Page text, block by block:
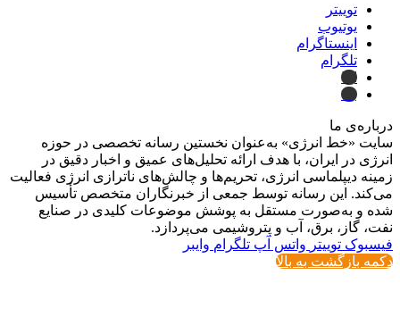
توییتر
یوتیوب
اینستاگرام
تلگرام
ایتا
بله
درباره‌ی ما
سایت «خط انرژی» به‌عنوان نخستین رسانه تخصصی در حوزه
انرژی در ایران، با هدف ارائه تحلیل‌های عمیق و اخبار دقیق در
زمینه دیپلماسی انرژی، تحریم‌ها و چالش‌های ناترازی انرژی فعالیت
می‌کند. این رسانه توسط جمعی از خبرنگاران متخصص تأسیس
شده و به‌صورت مستقل به پوشش موضوعات کلیدی در صنایع
نفت، گاز، برق، آب و پتروشیمی می‌پردازد.
فیسبوک توییتر واتس آپ تلگرام وایبر
دکمه بازگشت به بالا